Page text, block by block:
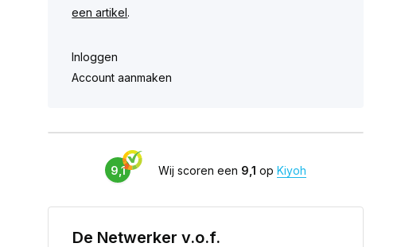
een artikel.
Inloggen
Account aanmaken
9,1 Wij scoren een 9,1opKiyoh
De Netwerker v.o.f.